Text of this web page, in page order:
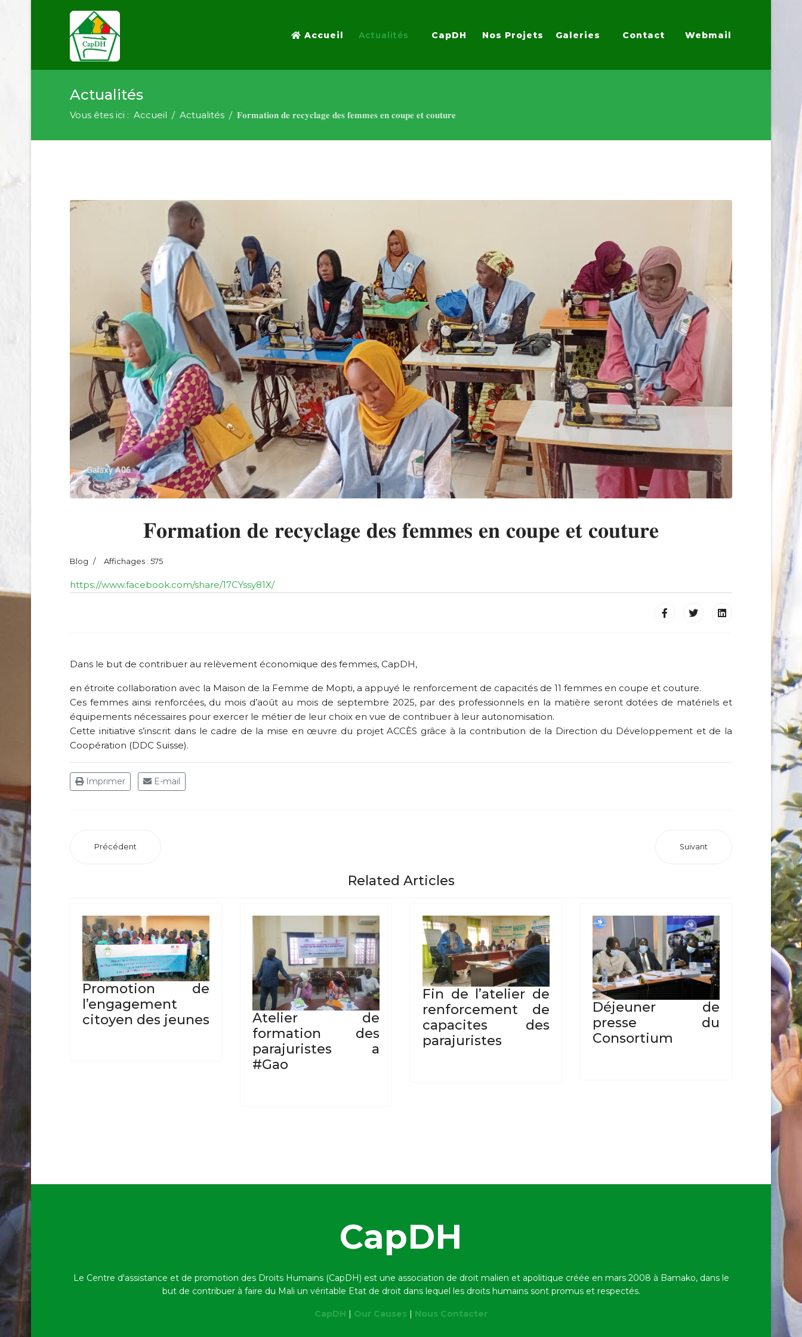
Accueil Actualités CapDH Nos Projets Galeries Contact Webmail
Actualités
Vous êtes ici : Accueil Actualités 𝐅𝐨𝐫𝐦𝐚𝐭𝐢𝐨𝐧 𝐝𝐞 𝐫𝐞𝐜𝐲𝐜𝐥𝐚𝐠𝐞 𝐝𝐞𝐬 𝐟𝐞𝐦𝐦𝐞𝐬 𝐞𝐧 𝐜𝐨𝐮𝐩𝐞 𝐞𝐭 𝐜𝐨𝐮𝐭𝐮𝐫𝐞
𝐅𝐨𝐫𝐦𝐚𝐭𝐢𝐨𝐧 𝐝𝐞 𝐫𝐞𝐜𝐲𝐜𝐥𝐚𝐠𝐞 𝐝𝐞𝐬 𝐟𝐞𝐦𝐦𝐞𝐬 𝐞𝐧 𝐜𝐨𝐮𝐩𝐞 𝐞𝐭 𝐜𝐨𝐮𝐭𝐮𝐫𝐞
Blog Affichages : 575
https://www.facebook.com/share/17CYssy81X/
Dans le but de contribuer au relèvement économique des femmes, CapDH,
en étroite collaboration avec la Maison de la Femme de Mopti, a appuyé le renforcement de capacités de 11 femmes en coupe et couture.
Ces femmes ainsi renforcées, du mois d’août au mois de septembre 2025, par des professionnels en la matière seront dotées de matériels et
équipements nécessaires pour exercer le métier de leur choix en vue de contribuer à leur autonomisation.
Cette initiative s’inscrit dans le cadre de la mise en œuvre du projet ACCÈS grâce à la contribution de la Direction du Développement et de la
Coopération (DDC Suisse).
Imprimer E-mail
Précédent Suivant
Related Articles
Promotion de
l’engagement
citoyen des jeunes
Atelier de
formation des
parajuristes a
#Gao
Fin de l’atelier de
renforcement de
capacites des
parajuristes
Déjeuner de
presse du
Consortium
CapDH
Le Centre d'assistance et de promotion des Droits Humains (CapDH) est une association de droit malien et apolitique créée en mars 2008 à Bamako, dans le
but de contribuer à faire du Mali un véritable Etat de droit dans lequel les droits humains sont promus et respectés.
CapDH | Our Causes | Nous Contacter